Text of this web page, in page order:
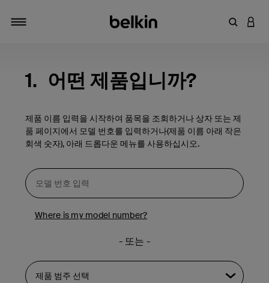
키워드
1. 어떤 제품입니까?
제품 이름 입력을 시작하여 품목을 조회하거나 상자 또는 제
품 페이지에서 모델 번호를 입력하거나(제품 이름 아래 작은
회색 숫자), 아래 드롭다운 메뉴를 사용하십시오.
Where is my model number?
- 또는 -